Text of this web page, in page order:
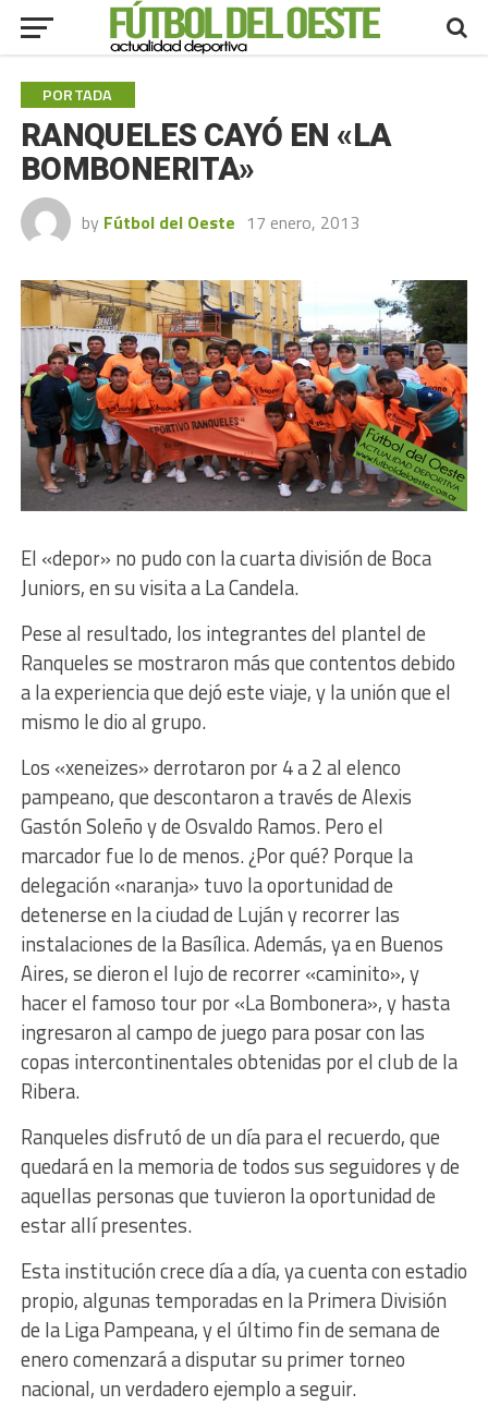
PORTADA
RANQUELES CAYÓ EN «LA
BOMBONERITA»
by Fútbol del Oeste 17 enero, 2013
El «depor» no pudo con la cuarta división de Boca
Juniors, en su visita a La Candela.
Pese al resultado, los integrantes del plantel de
Ranqueles se mostraron más que contentos debido
a la experiencia que dejó este viaje, y la unión que el
mismo le dio al grupo.
Los «xeneizes» derrotaron por 4 a 2 al elenco
pampeano, que descontaron a través de Alexis
Gastón Soleño y de Osvaldo Ramos. Pero el
marcador fue lo de menos. ¿Por qué? Porque la
delegación «naranja» tuvo la oportunidad de
detenerse en la ciudad de Luján y recorrer las
instalaciones de la Basílica. Además, ya en Buenos
Aires, se dieron el lujo de recorrer «caminito», y
hacer el famoso tour por «La Bombonera», y hasta
ingresaron al campo de juego para posar con las
copas intercontinentales obtenidas por el club de la
Ribera.
Ranqueles disfrutó de un día para el recuerdo, que
quedará en la memoria de todos sus seguidores y de
aquellas personas que tuvieron la oportunidad de
estar allí presentes.
Esta institución crece día a día, ya cuenta con estadio
propio, algunas temporadas en la Primera División
de la Liga Pampeana, y el último fin de semana de
enero comenzará a disputar su primer torneo
nacional, un verdadero ejemplo a seguir.